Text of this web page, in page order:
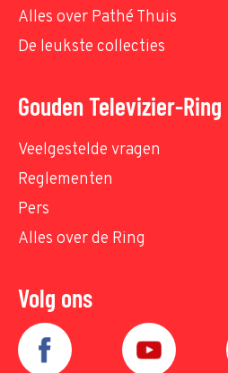
Alles over Pathé Thuis
De leukste collecties
Gouden Televizier-Ring
Veelgestelde vragen
Reglementen
Pers
Alles over de Ring
Volg ons